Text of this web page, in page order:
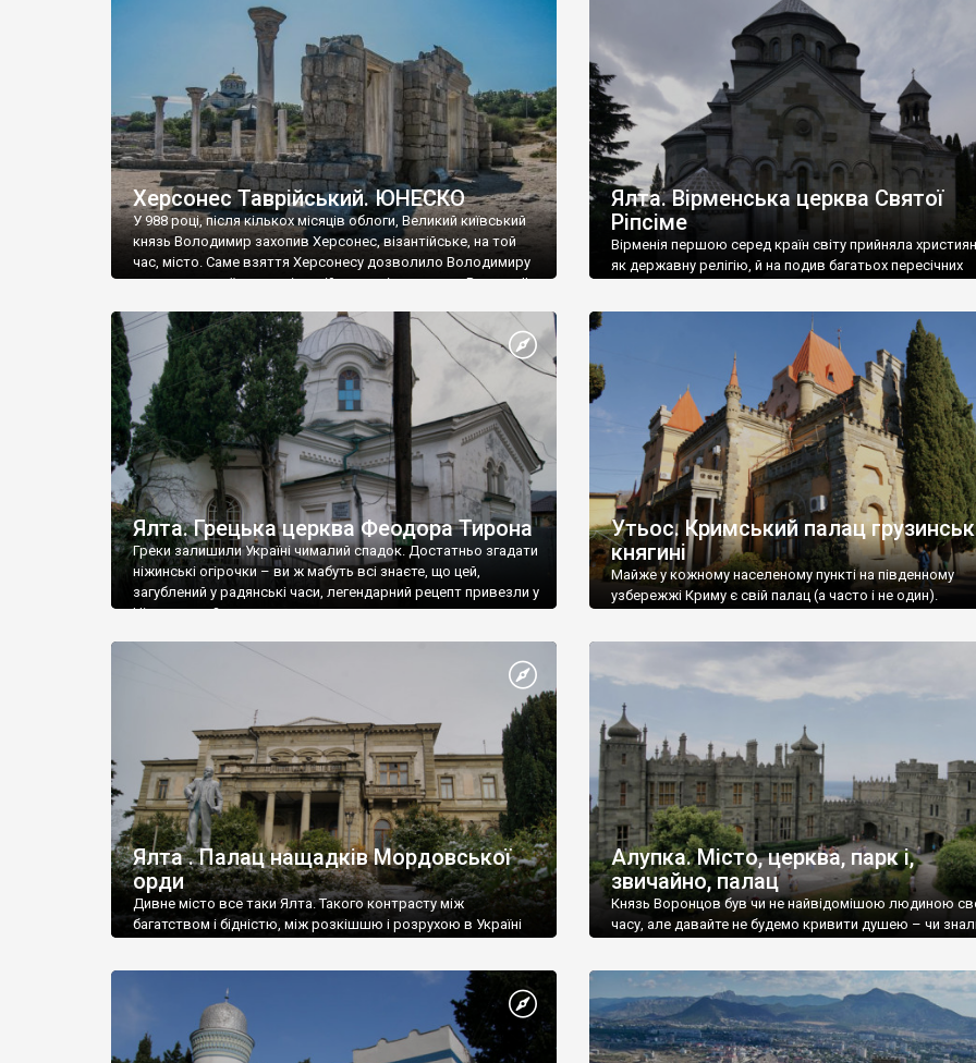
візантійської доби. Раритети викрадені з фондів об’єкту
культурної спадщини ЮНЕСКО «Херсонеса Таврійського».
Офіційно – на виставку «Золото Візантії», але експерти та
влада в Україні вважають це лише […]
називаються «повстяками» (postaki)…” “Вино. Крим
виробляє відмінне вино і його вдосталь: воно все
легке біле і дуже […]
Херсонес Таврійський. ЮНЕСКО
У 988 році, після кількох місяців облоги, Великий київський
князь Володимир захопив Херсонес, візантійське, на той
час, місто. Саме взяття Херсонесу дозволило Володимиру
диктувати свої умови візантійському імператору Василю ІІ,
Херсонесі Володимир-язичник, став Василем-
християнином. А потім було Хрещення Русі. На честь
Херсонесу Таврійського названо місто […]
Ялта. Вірменська церква Святої
Ріпсіме
Вірменія першою серед країн світу прийняла
як державну релігію, й на подив багатьох пересічних
Ялта. Грецька церква Феодора Тирона
Греки залишили Україні чималий спадок. Достатньо згадати
ніжинські огірочки – ви ж мабуть всі знаєте, що цей,
загублений у радянські часи, легендарний рецепт привезли у
Ніжин греки?
Утьос. Кримський палац
княгині
Майже у кожному населеному пункті на південному
узбережжі Криму є свій палац (а часто і не один).
Ялта . Палац нащадків Мордовської
орди
Дивне місто все таки Ялта. Такого контрасту між
багатством і бідністю, між розкішшю і розрухою в Україні
Алупка. Місто, церква, парк і,
звичайно, палац
Князь Воронцов був чи не найвідомішою людиною
часу, але давайте не будемо кривити душею – чи